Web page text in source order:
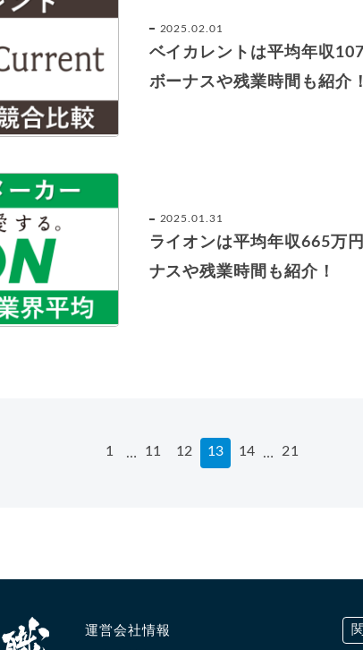
2025.02.01
ベイカレントは平均年収
ボーナスや残業時間も紹介！
2025.01.31
ライオンは平均年収665万
ナスや残業時間も紹介！
1 … 11 12 13 14 … 21
運営会社情報